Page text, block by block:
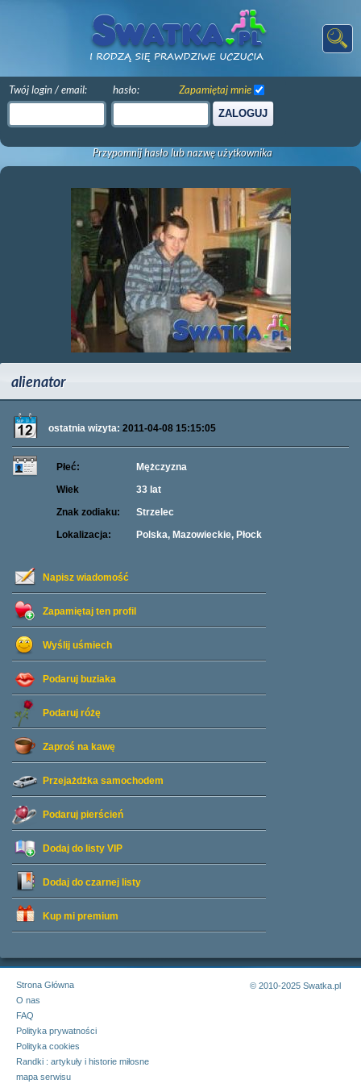
Twój login / email: hasło:
ZALOGUJ
Zapamiętaj mnie
Przypomnij hasło lub nazwę użytkownika
alienator
ostatnia wizyta: 2011-04-08 15:15:05
Napisz wiadomość
Zapamiętaj ten profil
Wyślij uśmiech
Podaruj buziaka
Podaruj różę
Zaproś na kawę
Przejażdżka samochodem
Podaruj pierścień
Dodaj do listy VIP
Dodaj do czarnej listy
Kup mi premium
Płeć:
Mężczyzna
Wiek
33 lat
Znak zodiaku:
Strzelec
Lokalizacja:
Polska, Mazowieckie, Płock
Strona Główna
O nas
FAQ
Polityka prywatności
Polityka cookies
Randki : artykuły i historie miłosne
mapa serwisu
© 2010-2025 Swatka.pl